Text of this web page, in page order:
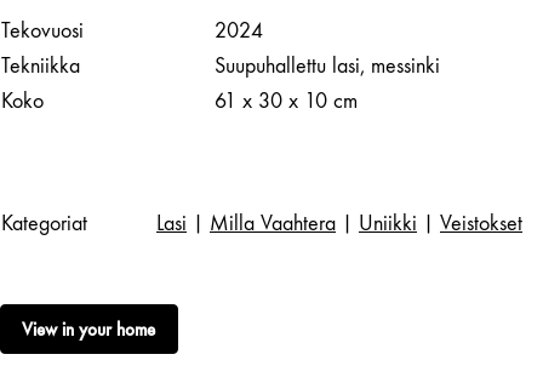
Tekovuosi
2024
Tekniikka
Suupuhallettu lasi, messinki
Koko
61 x 30 x 10 cm
Kategoriat Lasi Milla Vaahtera Uniikki Veistokset
View in your home